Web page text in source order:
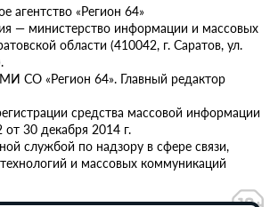
«Регион 64»
— министерство информации и массовых
области (410042, г. Саратов, ул.
СО «Регион 64». Главный редактор
средства массовой информации
30 декабря 2014 г.
службой по надзору в сфере связи,
и массовых коммуникаций